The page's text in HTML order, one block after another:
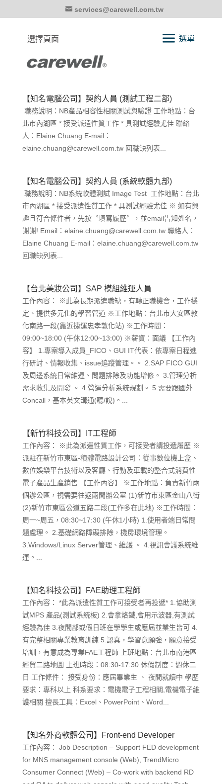
services@carewell.com.tw
選擇頁面
【知名電腦公司】契約人員 (測試工程二部)
職務說明：NB產品相容性相關測試與驗證 工作地點：台
北市內湖區 * 接受派遣性質工作 * 具測試經驗尤佳 聯絡
人：Elaine Chuang E-mail：
elaine.chuang@carewell.com.tw 回職缺列表...
【知名電腦公司】契約人員 (系統軟體九部)
職務說明：NB系統軟體測試 Image Test 工作地點：台北
市內湖區 * 接受派遣性質工作 * 具測試經驗尤佳 ※ 如有興
趣且符合條件者，先按〝填寫履歷〞，並email告知姓名，
謝謝! Email：elaine.chuang@carewell.com.tw 聯絡人：
Elaine Chuang E-mail：elaine.chuang@carewell.com.tw
回職缺列表...
【台北美妝公司】SAP 模組維運人員
工作內容： ※此為長期派遣職缺，有轉正職機會，工作穩
定、提供多元化的學習管道 ※工作地點：台北市大安區敦
化南路一段(靠近捷運忠孝敦化站) ※工作時間：
09:00~18:00 (午休12:00~13:00) ※薪資：面議 【工作內
容】 1.專案導入成員_FICO、GUI IT代表：依專案日程進
行研討、情報收集、issue追蹤管理。。 2.SAP FICO GUI
及周邊系統日常維運、問題排除及功能增修。 3.管理分析
需求收集及開發 。 4.營運分析系統規劃。 5.需要跟國外
Concall，基本英文溝通(聽/說)。...
【新竹科技公司】IT工程師
工作內容： ※此為派遣性質工作，可接受者請投遞履歷 ※
派駐在新竹市東區-積體電路設計公司：從事數位機上盒、
數位娛樂平台技術以及客廳、行動及車載的整合式消費性
電子產品生產銷售 【工作內容】 ※工作地點：負責新竹兩
個辦公區，視需要往返兩間辦公室 (1)新竹市東區金山八街
(2)新竹市東區公道五路二段(工作多在此地) ※工作時間：
周一~周五，08:30~17:30 (午休1小時) 1.使用者端日常問
題處理。 2.基礎網路障礙排除，機房環境管理。
3.Windows/Linux Server管理、維護 。 4.視訊會議系統維
運。...
【知名科技公司】FAE助理工程師
工作內容： *此為派遣性質工作可接受者再投遞* 1.協助測
試MPS 產品(測試系統板) 2.會拿烙鐵,會用示波器,有測試
經驗為佳 3.夜間部或假日班在學學生或應屆並業生皆可 4.
有完整相關專業教育訓練 5.認真，學習意願強，願意接受
培訓，有意成為專業FAE工程師 上班地點：台北市南港區
經貿二路地圖 上班時段：08:30-17:30 休假制度：週休二
日 工作條件： 接受身份：應屆畢業生 、 夜間就讀中 學歷
要求：專科以上 科系要求：電機電子工程相關,電機電子維
護相關 擅長工具：Excel、PowerPoint、Word...
【知名外商軟體公司】Front-end Developer
工作內容： Job Description – Support FED development
for MNS management console (Web), TrendMicro
Consumer Connect (Web) – Co-work with backend RD